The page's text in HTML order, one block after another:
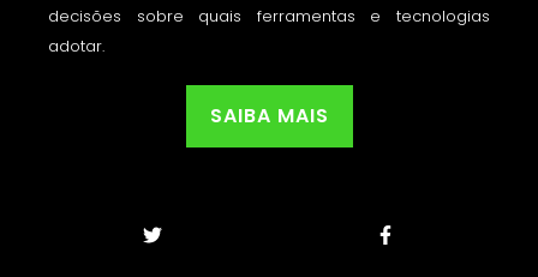
decisões sobre quais ferramentas e tecnologias
adotar.
SAIBA MAIS